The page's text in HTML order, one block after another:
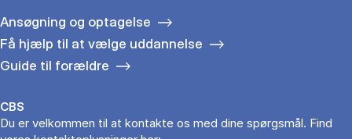
Ansøgning og optagelse
Få hjælp til at vælge uddannelse
Guide til forældre
CBS
Du er velkommen til at kontakte os med dine spørgsmål. Find